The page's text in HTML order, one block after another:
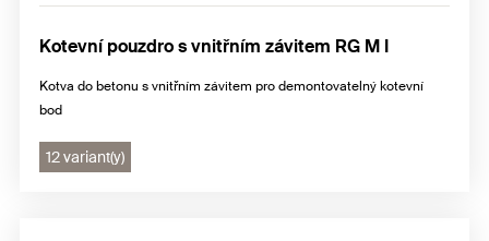
Kotevní pouzdro s vnitřním závitem RG M I
Kotva do betonu s vnitřním závitem pro demontovatelný kotevní
bod
12 variant(y)